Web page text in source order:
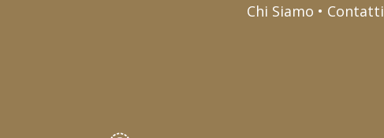
Chi Siamo • Contatti